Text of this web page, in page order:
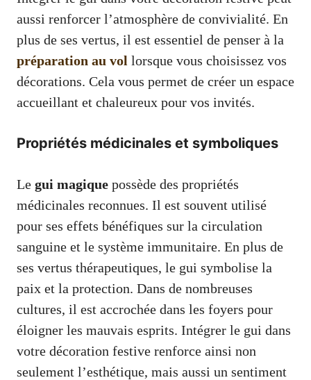
aussi renforcer l’atmosphère de convivialité. En
plus de ses vertus, il est essentiel de penser à la
préparation au vol lorsque vous choisissez vos
décorations. Cela vous permet de créer un espace
accueillant et chaleureux pour vos invités.
Propriétés médicinales et symboliques
Le gui magique possède des propriétés
médicinales reconnues. Il est souvent utilisé
pour ses effets bénéfiques sur la circulation
sanguine et le système immunitaire. En plus de
ses vertus thérapeutiques, le gui symbolise la
paix et la protection. Dans de nombreuses
cultures, il est accrochée dans les foyers pour
éloigner les mauvais esprits. Intégrer le gui dans
votre décoration festive renforce ainsi non
seulement l’esthétique, mais aussi un sentiment